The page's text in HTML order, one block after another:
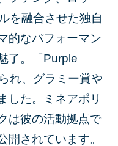
を融合させた独自
的なパフォーマン
了。「Purple
れ、グラミー賞や
した。ミネアポリ
は彼の活動拠点で
開されています。